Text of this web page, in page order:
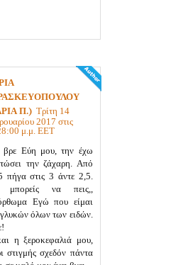
Π.) Τρίτη 14
2017 στις
μ.μ. EET
Εύη μου, την έχω
την ζάχαρη. Από
πήγα στις 3 άντε 2,5.
μπορείς να πεις,,
Εγώ που είμαι
όλων των ειδών.
η ξεροκεφαλιά μου,
στιγμής σχεδόν πάντα